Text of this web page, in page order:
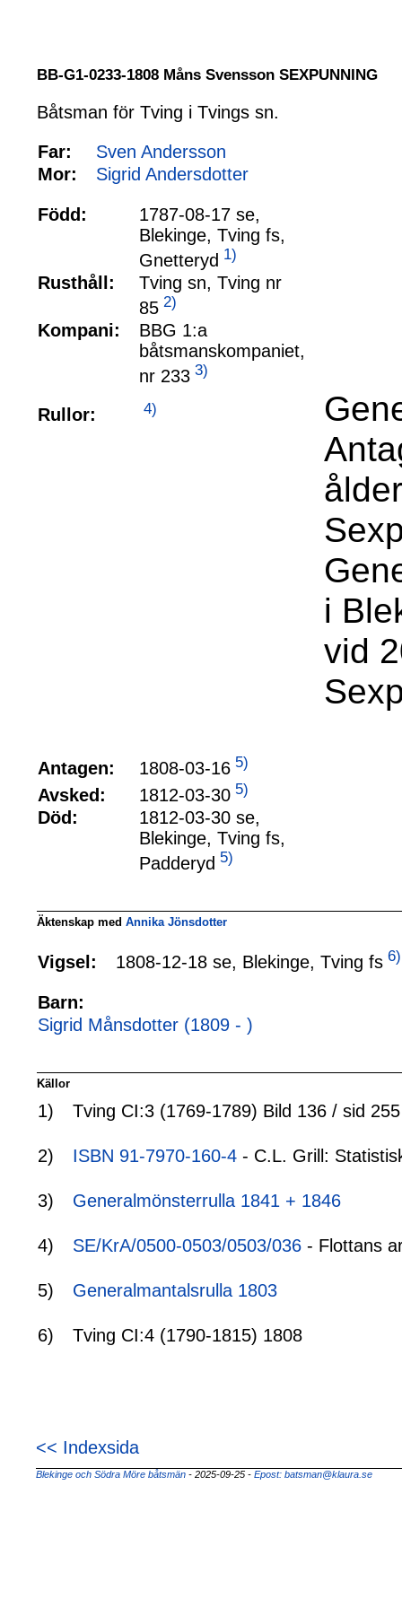
BB-G1-0233-1808 Måns Svensson SEXPUNNING
Båtsman för Tving i Tvings sn.
Far:
Sven Andersson
Mor:
Sigrid Andersdotter
Född:
1787-08-17 se,
Blekinge, Tving fs,
Gnetteryd 1)
Rusthåll:
Tving sn, Tving nr
85 2)
Kompani:
BBG 1:a
båtsmanskompaniet,
nr 233 3)
Rullor: 4)
i
vid
Antagen: 1808-03-16 5)
Avsked: 1812-03-30 5)
Död:
1812-03-30 se,
Blekinge, Tving fs,
Padderyd 5)
Äktenskap med Annika Jönsdotter
Vigsel: 1808-12-18 se, Blekinge, Tving fs 6)
Barn:
Sigrid Månsdotter (1809 - )
Källor
1) Tving CI:3 (1769-1789) Bild 136 / sid 255
2) ISBN 91-7970-160-4 - C.L. Grill:
3) Generalmönsterrulla 1841 + 1846
4) SE/KrA/0500-0503/0503/036 - Flottans
5) Generalmantalsrulla 1803
6) Tving CI:4 (1790-1815) 1808
<< Indexsida
Blekinge och Södra Möre båtsmän - 2025-09-25 - Epost: batsman@klaura.se